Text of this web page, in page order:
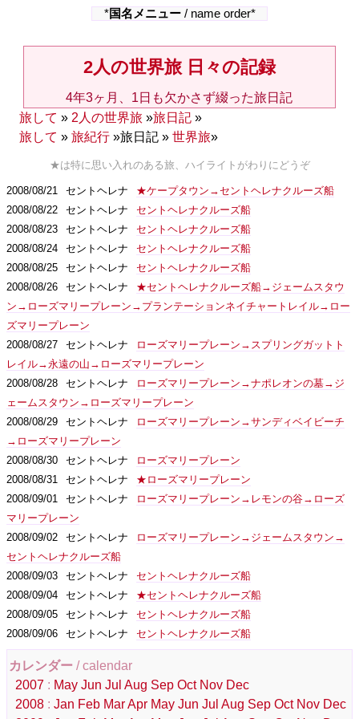
*国名メニュー/ name order*
2人の世界旅 日々の記録
4年3ヶ月、1日も欠かさず綴った旅日記
旅して » 2人の世界旅 »旅日記 »
旅して » 旅紀行 »旅日記 » 世界旅»
★は特に思い入れのある旅、ハイライトがわりにどうぞ
2008/08/21 セントヘレナ
★ケープタウン→セントヘレナクルーズ船
2008/08/22
セントヘレナ
セントヘレナクルーズ船
2008/08/23
セントヘレナ
セントヘレナクルーズ船
2008/08/24
セントヘレナ
セントヘレナクルーズ船
2008/08/25
セントヘレナ
セントヘレナクルーズ船
2008/08/26
セントヘレナ
★セントヘレナクルーズ船→ジェームスタウ
ン→ローズマリープレーン→プランテーションネイチャートレイル→ロー
ズマリープレーン
2008/08/27
セントヘレナ
ローズマリープレーン→スプリングガットト
レイル→永遠の山→ローズマリープレーン
2008/08/28
セントヘレナ
ローズマリープレーン→ナポレオンの墓→ジ
ェームスタウン→ローズマリープレーン
2008/08/29
セントヘレナ
ローズマリープレーン→サンディベイビーチ
→ローズマリープレーン
2008/08/30
セントヘレナ
ローズマリープレーン
2008/08/31
セントヘレナ
★ローズマリープレーン
2008/09/01
セントヘレナ
ローズマリープレーン→レモンの谷→ローズ
マリープレーン
2008/09/02
セントヘレナ
ローズマリープレーン→ジェームスタウン→
セントヘレナクルーズ船
2008/09/03
セントヘレナ
セントヘレナクルーズ船
2008/09/04
セントヘレナ
★セントヘレナクルーズ船
2008/09/05
セントヘレナ
セントヘレナクルーズ船
2008/09/06
セントヘレナ セントヘレナクルーズ船
カレンダー / calendar
2007 : May Jun Jul Aug Sep Oct Nov Dec
2008 : Jan Feb MarApr May Jun Jul Aug Sep Oct Nov Dec